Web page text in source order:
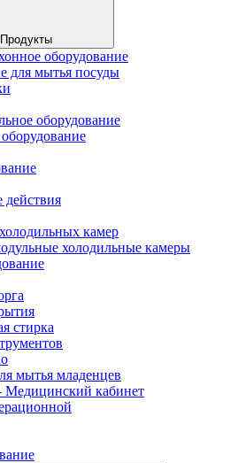
оборудование
для мытья посуды
оборудование
камер
холодильные камеры
стирка
мытья младенцев
Медицинский кабинет